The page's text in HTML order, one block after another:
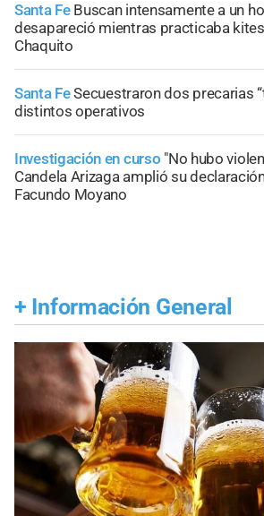
Santa Fe Buscan intensamente a un
desapareció mientras practicaba
Chaquito
Santa FeSecuestraron dos precarias
distintos operativos
Investigación en curso "No hubo
Candela Arizaga amplió su
Facundo Moyano
+ Información General